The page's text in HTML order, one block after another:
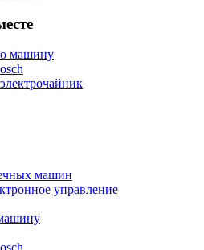
машину
машин
управление